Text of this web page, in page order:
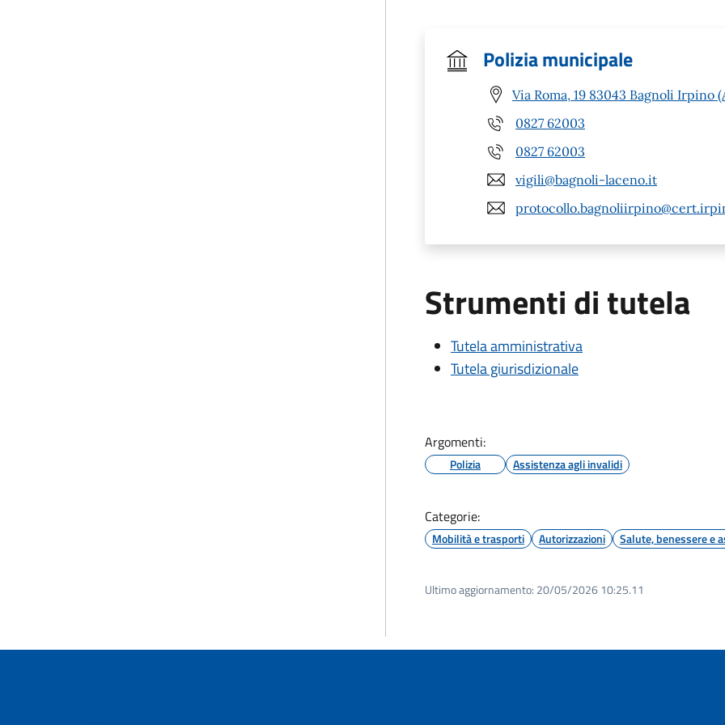
Polizia municipale
Via Roma, 19 83043 Bagnoli Irpino
0827 62003
0827 62003
vigili@bagnoli-laceno.it
Strumenti di tutela
Tutela amministrativa
Tutela giurisdizionale
Argomenti:
Polizia Assistenza agli invalidi
Categorie:
Mobilità e trasporti Autorizzazioni Salute, benessere e
Ultimo aggiornamento: 20/05/2026 10:25.11